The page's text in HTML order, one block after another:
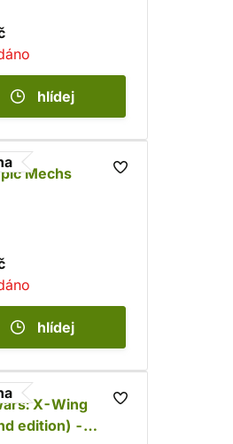
hlídej
Mechs
hlídej
X-Wing
edition) -